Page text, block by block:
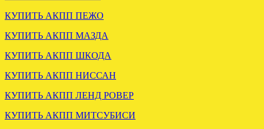
ДИЗЕЛЬ
.
КУПИТЬ АКПП ПЕЖО
КУПИТЬ АКПП МАЗДА
КУПИТЬ АКПП ШКОДА
КУПИТЬ АКПП НИССАН
КУПИТЬ АКПП ЛЕНД РОВЕР
КУПИТЬ АКПП МИТСУБИСИ